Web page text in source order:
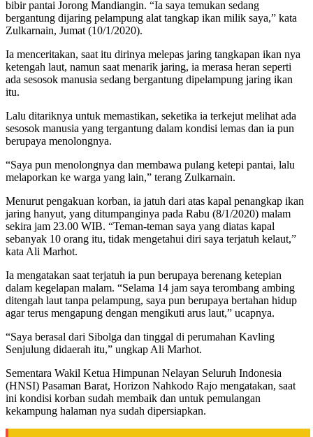
bibir pantai Jorong Mandiangin. “Ia saya temukan sedang
bergantung dijaring pelampung alat tangkap ikan milik saya,” kata
Zulkarnain, Jumat (10/1/2020).
Ia menceritakan, saat itu dirinya melepas jaring tangkapan ikan nya
ketengah laut, namun saat menarik jaring, ia merasa heran seperti
ada sesosok manusia sedang bergantung dipelampung jaring ikan
itu.
Lalu ditariknya untuk memastikan, seketika ia terkejut melihat ada
sesosok manusia yang tergantung dalam kondisi lemas dan ia pun
berupaya menolongnya.
“Saya pun menolongnya dan membawa pulang ketepi pantai, lalu
melaporkan ke warga yang lain,” terang Zulkarnain.
Menurut pengakuan korban, ia jatuh dari atas kapal penangkap ikan
jaring hanyut, yang ditumpanginya pada Rabu (8/1/2020) malam
sekira jam 23.00 WIB. “Teman-teman saya yang diatas kapal
sebanyak 10 orang itu, tidak mengetahui diri saya terjatuh kelaut,”
kata Ali Marhot.
Ia mengatakan saat terjatuh ia pun berupaya berenang ketepian
dalam kegelapan malam. “Selama 14 jam saya terombang ambing
ditengah laut tanpa pelampung, saya pun berupaya bertahan hidup
agar terus mengapung dengan mengikuti arus laut,” ucapnya.
“Saya berasal dari Sibolga dan tinggal di perumahan Kavling
Senjulung didaerah itu,” ungkap Ali Marhot.
Sementara Wakil Ketua Himpunan Nelayan Seluruh Indonesia
(HNSI) Pasaman Barat, Horizon Nahkodo Rajo mengatakan, saat
ini kondisi korban sudah membaik dan untuk pemulangan
kekampung halaman nya sudah dipersiapkan.